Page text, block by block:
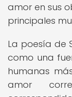
amor en sus
principales
La poesía de
como una
humanas
amor